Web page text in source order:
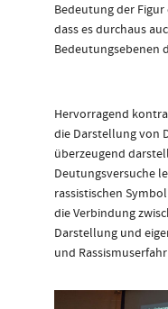
Bedeutung der
dass es durchaus
Bedeutungsebenen
Hervorragend
die Darstellung von
überzeugend
Deutungsversuche
rassistischen
die Verbindung
Darstellung und
und